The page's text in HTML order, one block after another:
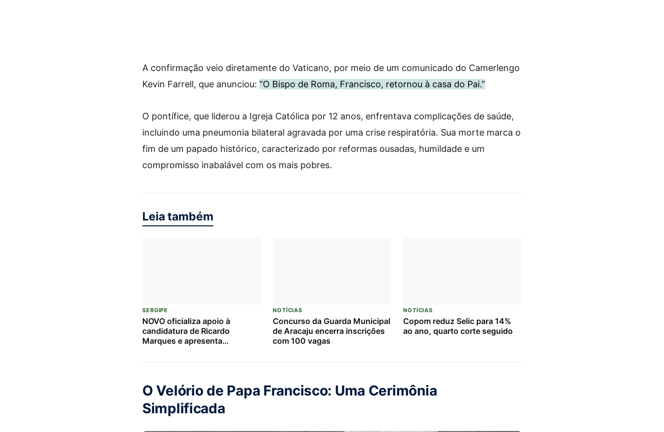
A confirmação veio diretamente do Vaticano, por meio de um comunicado do Camerlengo
Kevin Farrell, que anunciou: “O Bispo de Roma, Francisco, retornou à casa do Pai.”
O pontífice, que liderou a Igreja Católica por 12 anos, enfrentava complicações de saúde,
incluindo uma pneumonia bilateral agravada por uma crise respiratória. Sua morte marca o
fim de um papado histórico, caracterizado por reformas ousadas, humildade e um
compromisso inabalável com os mais pobres.
Leia também
SERGIPE
NOVO oficializa apoio à
candidatura de Ricardo
Marques e apresenta
NOTÍCIAS
Concurso da Guarda Municipal
de Aracaju encerra inscrições
com 100 vagas
NOTÍCIAS
Copom reduz Selic para 14%
ao ano, quarto corte seguido
O Velório de Papa Francisco: Uma Cerimônia
Simplificada